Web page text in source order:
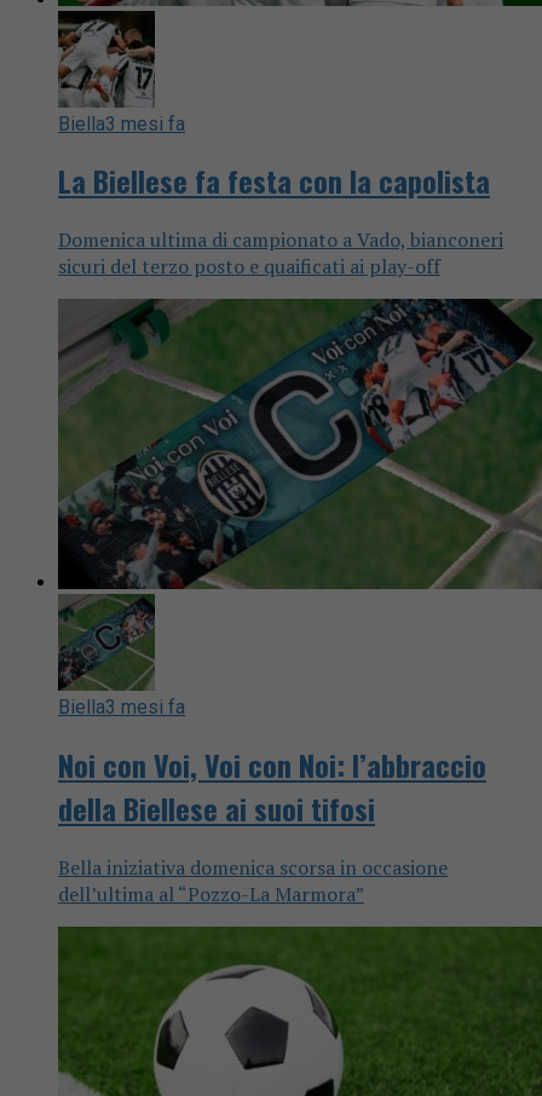
Biella3 mesi fa
La Biellese fa festa con la capolista
Domenica ultima di campionato a Vado, bianconeri
sicuri del terzo posto e quaificati ai play-off
Biella3 mesi fa
Noi con Voi, Voi con Noi: l’abbraccio
della Biellese ai suoi tifosi
Bella iniziativa domenica scorsa in occasione
dell’ultima al “Pozzo-La Marmora”